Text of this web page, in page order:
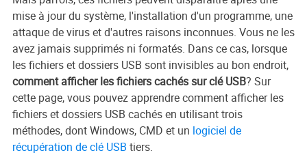
mise à jour du système, l'installation d'un programme, une
attaque de virus et d'autres raisons inconnues. Vous ne les
avez jamais supprimés ni formatés. Dans ce cas, lorsque
les fichiers et dossiers USB sont invisibles au bon endroit,
comment afficher les fichiers cachés sur clé USB? Sur
cette page, vous pouvez apprendre comment afficher les
fichiers et dossiers USB cachés en utilisant trois
méthodes, dont Windows, CMD et un logiciel de
récupération de clé USB tiers.